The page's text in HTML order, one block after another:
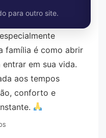
para outro site.
família é como abrir
em sua vida.
aos tempos
conforto e